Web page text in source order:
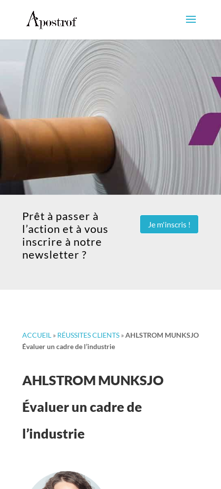
Prêt à passer à
l’action et à vous
inscrire à notre
newsletter ?
Je m'inscris !
ACCUEIL» RÉUSSITES CLIENTS»AHLSTROM MUNKSJO
Évaluer un cadre de l’industrie
AHLSTROM MUNKSJO
Évaluer un cadre de
l’industrie